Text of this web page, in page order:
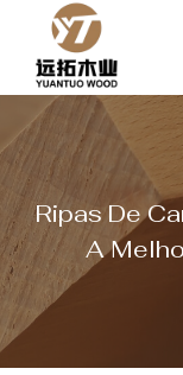
conteúdo
Ripas De
A